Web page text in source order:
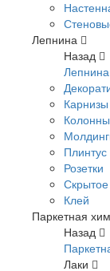
Лепнина
Назад
Лепнина
Карнизы
Колонны
Плинтус
Розетки
Клей
Паркетная
Назад
Лаки